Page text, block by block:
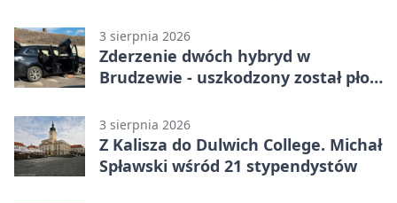
3 sierpnia 2026
Zderzenie dwóch hybryd w
Brudzewie - uszkodzony został płot
3 sierpnia 2026
Z Kalisza do Dulwich College. Michał
Spławski wśród 21 stypendystów